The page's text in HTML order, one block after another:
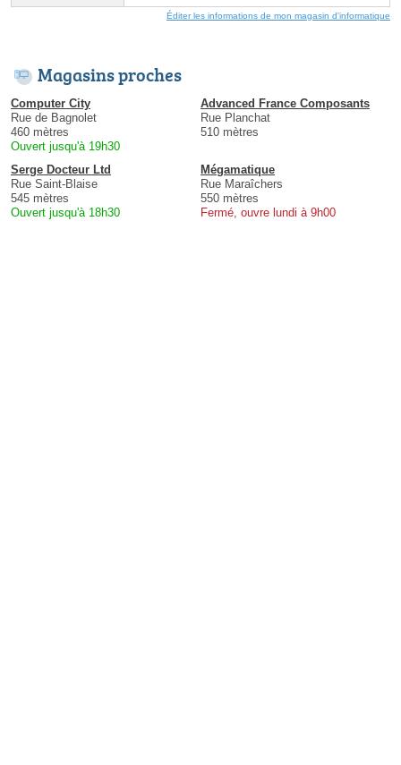
Éditer les informations de mon magasin d'informatique
Magasins proches
Computer City
Rue de Bagnolet
460 mètres
Ouvert jusqu'à 19h30
Advanced France Composants
Rue Planchat
510 mètres
Serge Docteur Ltd
Rue Saint-Blaise
545 mètres
Ouvert jusqu'à 18h30
Mégamatique
Rue Maraîchers
550 mètres
Fermé, ouvre lundi à 9h00